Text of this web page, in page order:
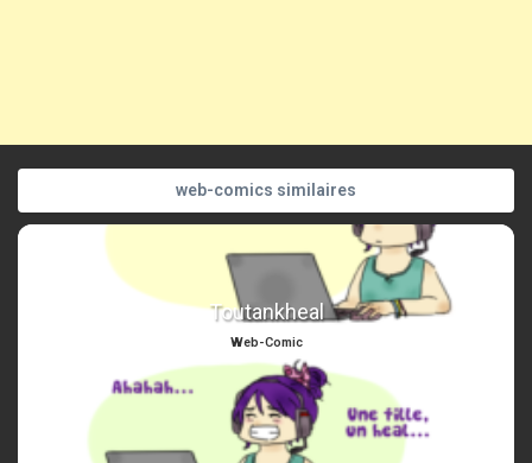
web-comics similaires
Toutankheal
Web-Comic